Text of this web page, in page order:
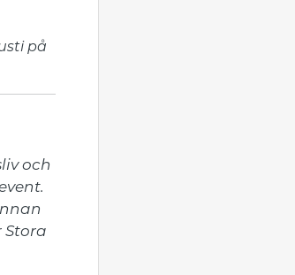
på
och
Stora